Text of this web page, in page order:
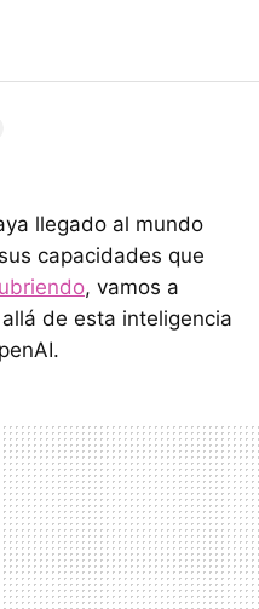
llegado al mundo
capacidades que
, vamos a
de esta inteligencia